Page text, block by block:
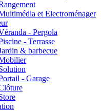
et Electroménager
- Pergola
- Terrasse
& barbecue
- Garage